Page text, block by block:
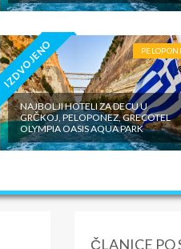
IZDVOJENO
NAJBOLJI HOTELI ZA DECU U
GRČKOJ, PELOPONEZ, GRECOTEL
OLYMPIA OASIS AQUA PARK
ČLANICE PO